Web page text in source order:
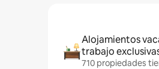
Alojamientos
trabajo
710 propiedades